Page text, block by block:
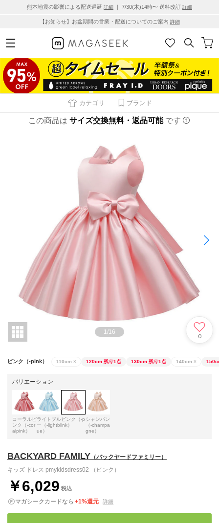
熊本地震の影響による配送遅延 詳細 ｜ 7/30(木)14時〜 送料改訂 詳細
【お知らせ】お盆期間の営業・配送についてのご案内 詳細
カテゴリ ブランド
この商品は サイズ交換無料・返品可能 です
1 /16
0
ピンク（-pink） 110cm × 120cm 残り1点 130cm 残り1点 140cm ×
バリエーション
コーラルピ
ンク（-cor
alpink）
ライトブル
ー（-lightbl
ue）
ピンク（-p
ink）
シャンパン
（-champa
gne）
BACKYARD FAMILY （バックヤードファミリー）
キッズ ドレス pmykidsdress02 （ピンク）
￥6,029 税込
マガシークカードなら +1%還元 詳細